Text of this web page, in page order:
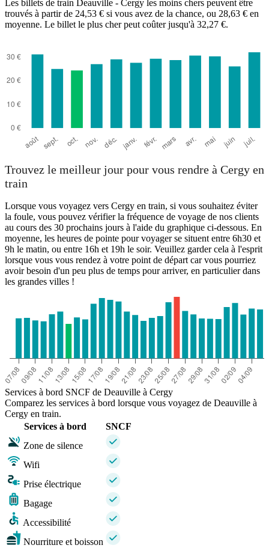
Les billets de train Deauville - Cergy les moins chers peuvent être
trouvés à partir de 24,53 € si vous avez de la chance, ou 28,63 € en
moyenne. Le billet le plus cher peut coûter jusqu'à 32,27 €.
Trouvez le meilleur jour pour vous rendre à Cergy en
train
Lorsque vous voyagez vers Cergy en train, si vous souhaitez éviter
la foule, vous pouvez vérifier la fréquence de voyage de nos clients
au cours des 30 prochains jours à l'aide du graphique ci-dessous. En
moyenne, les heures de pointe pour voyager se situent entre 6h30 et
9h le matin, ou entre 16h et 19h le soir. Veuillez garder cela à l'esprit
lorsque vous vous rendez à votre point de départ car vous pourriez
avoir besoin d'un peu plus de temps pour arriver, en particulier dans
les grandes villes !
Services à bord SNCF de Deauville à Cergy
Comparez les services à bord lorsque vous voyagez de Deauville à
Cergy en train.
Services à bord
SNCF
Zone de silence
Wifi
Prise électrique
Bagage
Accessibilité
Nourriture et boisson